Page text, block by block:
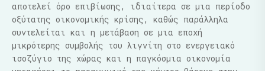
αποτελεί όρο επιβίωσης, ιδιαίτερα σε μια περίοδο
οξύτατης οικονομικής κρίσης, καθώς παράλληλα
συντελείται και η μετάβαση σε μια εποχή
μικρότερης συμβολής του λιγνίτη στο ενεργειακό
ισοζύγιο της χώρας και η παγκόσμια οικονομία